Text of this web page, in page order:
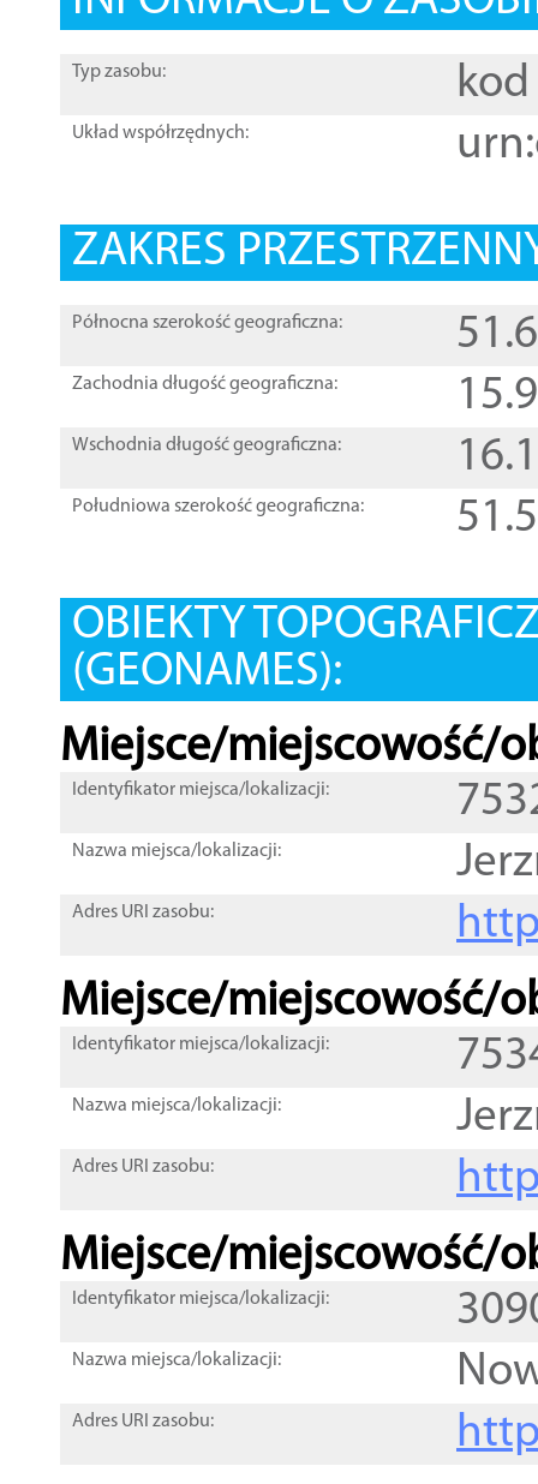
Typ zasobu: kod
Układ współrzędnych:
ZAKRES
Północna szerokość geograficzna:
Zachodnia długość geograficzna:
Wschodnia długość geograficzna:
Południowa szerokość geograficzna:
OBIEKTY
(GEONAMES):
Miejsce/miejscowość/
Identyfikator miejsca/lokalizacji:
Nazwa miejsca/lokalizacji:
Adres URI zasobu:
Miejsce/miejscowość/
Identyfikator miejsca/lokalizacji:
Nazwa miejsca/lokalizacji:
Adres URI zasobu:
Miejsce/miejscowość/
Identyfikator miejsca/lokalizacji:
Nazwa miejsca/lokalizacji:
Adres URI zasobu: